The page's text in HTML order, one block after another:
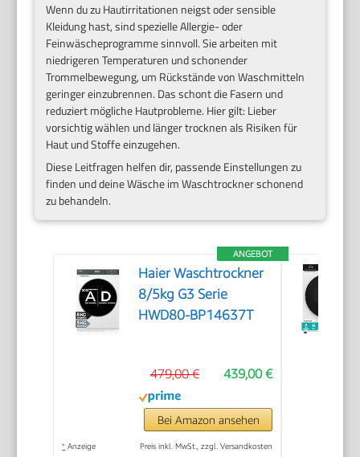
Wenn du zu Hautirritationen neigst oder sensible
Kleidung hast, sind spezielle Allergie- oder
Feinwäscheprogramme sinnvoll. Sie arbeiten mit
niedrigeren Temperaturen und schonender
Trommelbewegung, um Rückstände von Waschmitteln
geringer einzubrennen. Das schont die Fasern und
reduziert mögliche Hautprobleme. Hier gilt: Lieber
vorsichtig wählen und länger trocknen als Risiken für
Haut und Stoffe einzugehen.
Diese Leitfragen helfen dir, passende Einstellungen zu
finden und deine Wäsche im Waschtrockner schonend
zu behandeln.
ANGEBOT
Haier Waschtrockner
8/5kg G3 Serie
HWD80-BP14637T
439,00 €
479,00 €
Bei Amazon ansehen
* Anzeige Preis inkl. MwSt., zzgl. Versandkosten